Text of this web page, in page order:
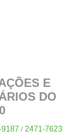
E
DO
/ 2471-7623